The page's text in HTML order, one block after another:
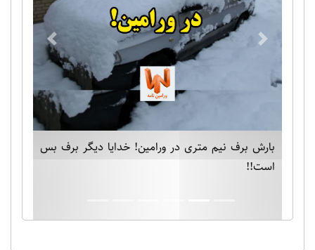
بارش برف نیم متری در ورامین! خدایا دیگر برف بس
است!!
Previous Next